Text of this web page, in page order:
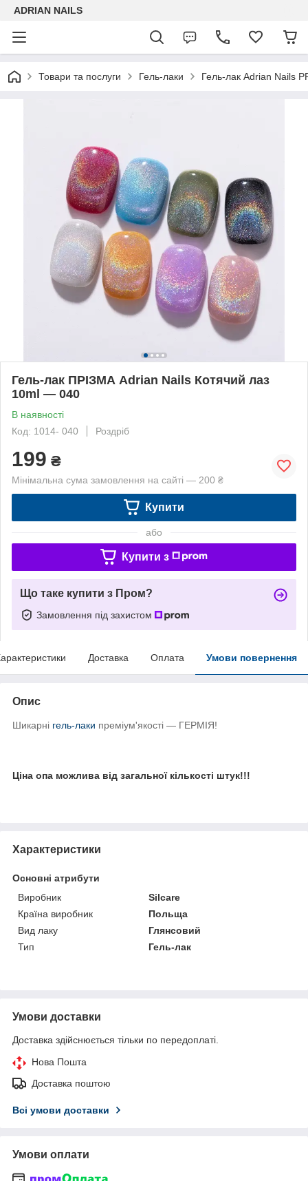
ADRIAN NAILS
Товари та послуги Гель-лаки Гель-лак Adrian Nails
Гель-лак ПРІЗМА Adrian Nails Котячий лаз
10ml — 040
В наявності
Код: 1014- 040
Роздріб
199 ₴
Мінімальна сума замовлення на сайті — 200 ₴
Купити
або
Купити з
Що таке купити з Пром?
Замовлення під захистом
Доставка Оплата Умови повернення
Опис
Шикарні гель-лаки преміум'якості — ГЕРМІЯ!
Ціна опа можлива від загальної кількості штук!!!
Характеристики
Основні атрибути
Виробник
Silcare
Країна виробник
Польща
Вид лаку
Глянсовий
Тип
Гель-лак
Умови доставки
Доставка здійснюється тільки по передоплаті.
Нова Пошта
Доставка поштою
Всі умови доставки
Умови оплати